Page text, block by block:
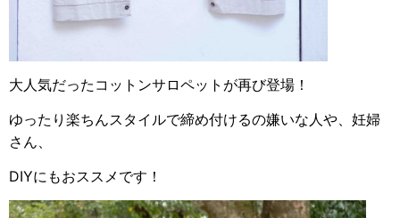
大人気だったコットンサロペットが再び登場！
ゆったり楽ちんスタイルで締め付けるの嫌いな人や、妊婦
さん、
DIYにもおススメです！